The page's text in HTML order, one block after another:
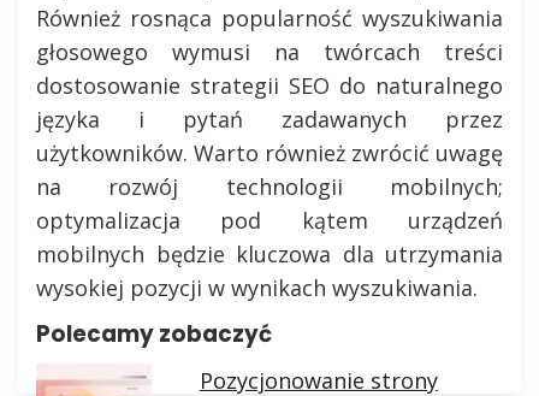
Również rosnąca popularność wyszukiwania
głosowego wymusi na twórcach treści
dostosowanie strategii SEO do naturalnego
języka i pytań zadawanych przez
użytkowników. Warto również zwrócić uwagę
na rozwój technologii mobilnych;
optymalizacja pod kątem urządzeń
mobilnych będzie kluczowa dla utrzymania
wysokiej pozycji w wynikach wyszukiwania.
Polecamy zobaczyć
Pozycjonowanie strony